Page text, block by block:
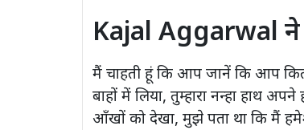
Kajal Aggarwal ने
मैं चाहती हूं कि आप जानें कि आप
बाहों में लिया, तुम्हारा नन्हा हाथ
आँखों को देखा, मुझे पता था कि मैं